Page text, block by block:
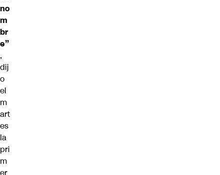
no
m
br
e”
,
dij
o
el
m
art
es
la
pri
m
er